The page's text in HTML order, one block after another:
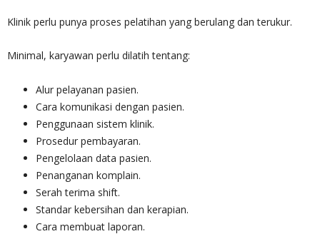
Klinik perlu punya proses pelatihan yang berulang dan terukur.
Minimal, karyawan perlu dilatih tentang:
Alur pelayanan pasien.
Cara komunikasi dengan pasien.
Penggunaan sistem klinik.
Prosedur pembayaran.
Pengelolaan data pasien.
Penanganan komplain.
Serah terima shift.
Standar kebersihan dan kerapian.
Cara membuat laporan.